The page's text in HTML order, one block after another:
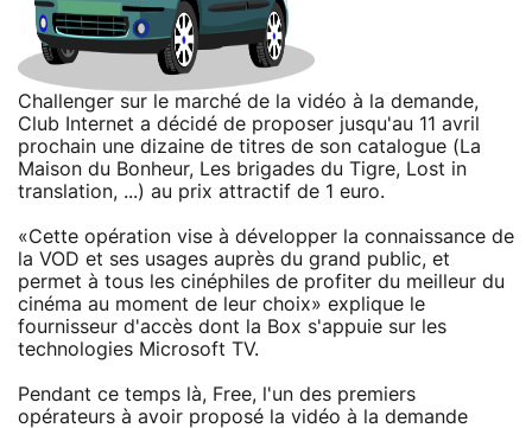
Challenger sur le marché de la vidéo à la demande,
Club Internet a décidé de proposer jusqu'au 11 avril
prochain une dizaine de titres de son catalogue (La
Maison du Bonheur, Les brigades du Tigre, Lost in
translation, ...) au prix attractif de 1 euro.
«Cette opération vise à développer la connaissance de
la VOD et ses usages auprès du grand public, et
permet à tous les cinéphiles de profiter du meilleur du
cinéma au moment de leur choix» explique le
fournisseur d'accès dont la Box s'appuie sur les
technologies Microsoft TV.
Pendant ce temps là, Free, l'un des premiers
opérateurs à avoir proposé la vidéo à la demande